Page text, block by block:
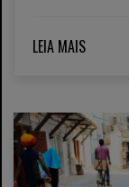
LEIA MAIS